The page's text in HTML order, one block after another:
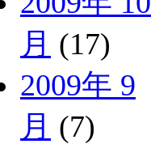
月 (17)
2009年 9
月 (7)